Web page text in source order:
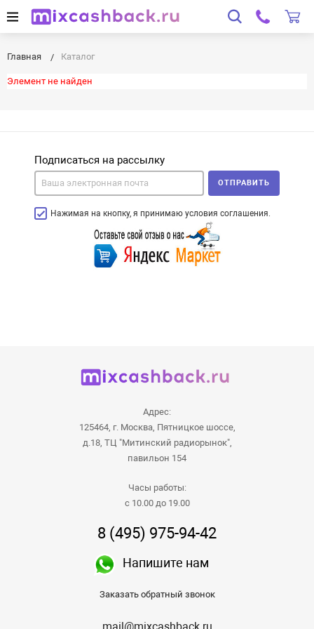
Главная Каталог
Элемент не найден
Подписаться на рассылку
Нажимая на кнопку, я принимаю условия соглашения.
ОТПРАВИТЬ
Адрес:
125464, г. Москва, Пятницкое шоссе,
д.18, ТЦ "Митинский радиорынок",
павильон 154
Часы работы:
с 10.00 до 19.00
8 (495) 975-94-42
Напишите нам
Заказать обратный звонок